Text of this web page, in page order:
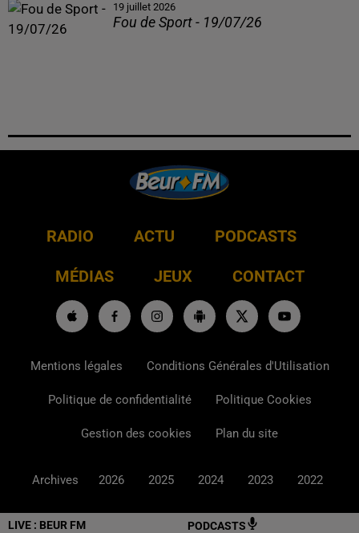
LIVE : BEUR FM PODCASTS
19 juillet 2026
Fou de Sport - 19/07/26
RADIO ACTU PODCASTS
MÉDIAS JEUX CONTACT
Mentions légales Conditions Générales d'Utilisation
Politique de confidentialité Politique Cookies
Gestion des cookies Plan du site
Archives 2026 2025 2024 2023 2022